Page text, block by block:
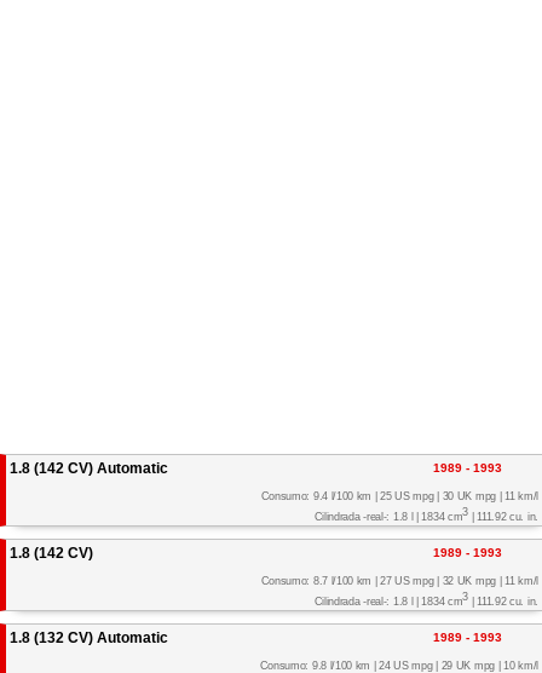
1.8 (142 CV) Automatic 1989 - 1993
Consumo: 9.4 l/100 km | 25 US mpg | 30 UK mpg | 11 km/l
Cilindrada -real-: 1.8 l | 1834 cm3 | 111.92 cu. in.
1.8 (142 CV) 1989 - 1993
Consumo: 8.7 l/100 km | 27 US mpg | 32 UK mpg | 11 km/l
Cilindrada -real-: 1.8 l | 1834 cm3 | 111.92 cu. in.
1.8 (132 CV) Automatic 1989 - 1993
Consumo: 9.8 l/100 km | 24 US mpg | 29 UK mpg | 10 km/l